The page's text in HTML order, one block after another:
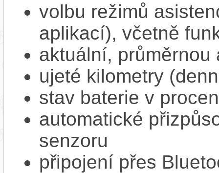
volbu režimů
aplikací), včetně
aktuální, průměrnou
ujeté kilometry
stav baterie v
automatické
senzoru
připojení přes